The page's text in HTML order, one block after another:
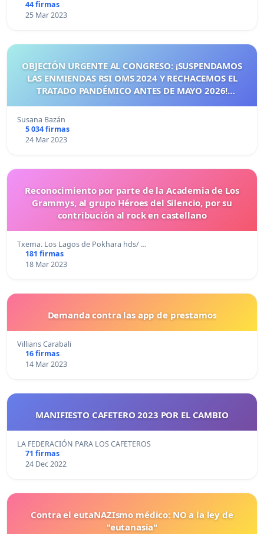
44 firmas
25 Mar 2023
OBJECIÓN URGENTE AL CONGRESO: ¡SUSPENDAMOS
LAS ENMIENDAS RSI OMS 2024 Y RECHACEMOS EL
TRATADO PANDÉMICO ANTES DE MAYO 2026!
Susana Bazán
5 034 firmas
24 Mar 2023
Reconocimiento por parte de la Academia de Los
Grammys, al grupo Héroes del Silencio, por su
contribución al rock en castellano
Txema. Los Lagos de Pokhara hds/ …
181 firmas
18 Mar 2023
Demanda contra las app de prestamos
Villians Carabali
16 firmas
14 Mar 2023
MANIFIESTO CAFETERO 2023 POR EL CAMBIO
LA FEDERACIÓN PARA LOS CAFETEROS
71 firmas
24 Dec 2022
Contra el eutaNAZIsmo médico: NO a la ley de
"eutanasia"